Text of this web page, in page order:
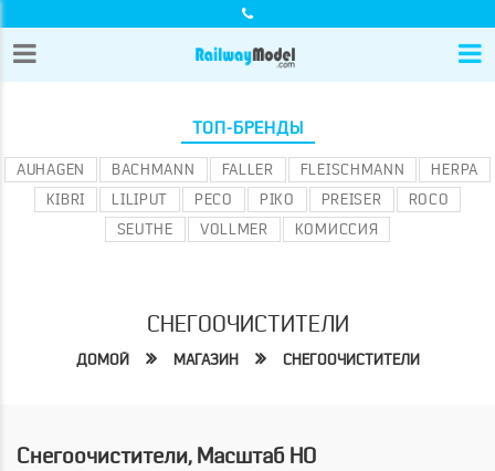
ТОП-БРЕНДЫ
AUHAGEN BACHMANN FALLER FLEISCHMANN
HERPA
KIBRI
LILIPUT PECO PIKO PREISER
ROCO
SEUTHE
VOLLMER КОМИССИЯ
СНЕГООЧИСТИТЕЛИ
ДОМОЙ МАГАЗИН СНЕГООЧИСТИТЕЛИ
Снегоочистители, Масштаб HO